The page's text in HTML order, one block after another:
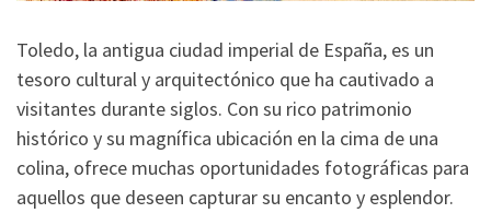
Toledo, la antigua ciudad imperial de España, es un
tesoro cultural y arquitectónico que ha cautivado a
visitantes durante siglos. Con su rico patrimonio
histórico y su magnífica ubicación en la cima de una
colina, ofrece muchas oportunidades fotográficas para
aquellos que deseen capturar su encanto y esplendor.